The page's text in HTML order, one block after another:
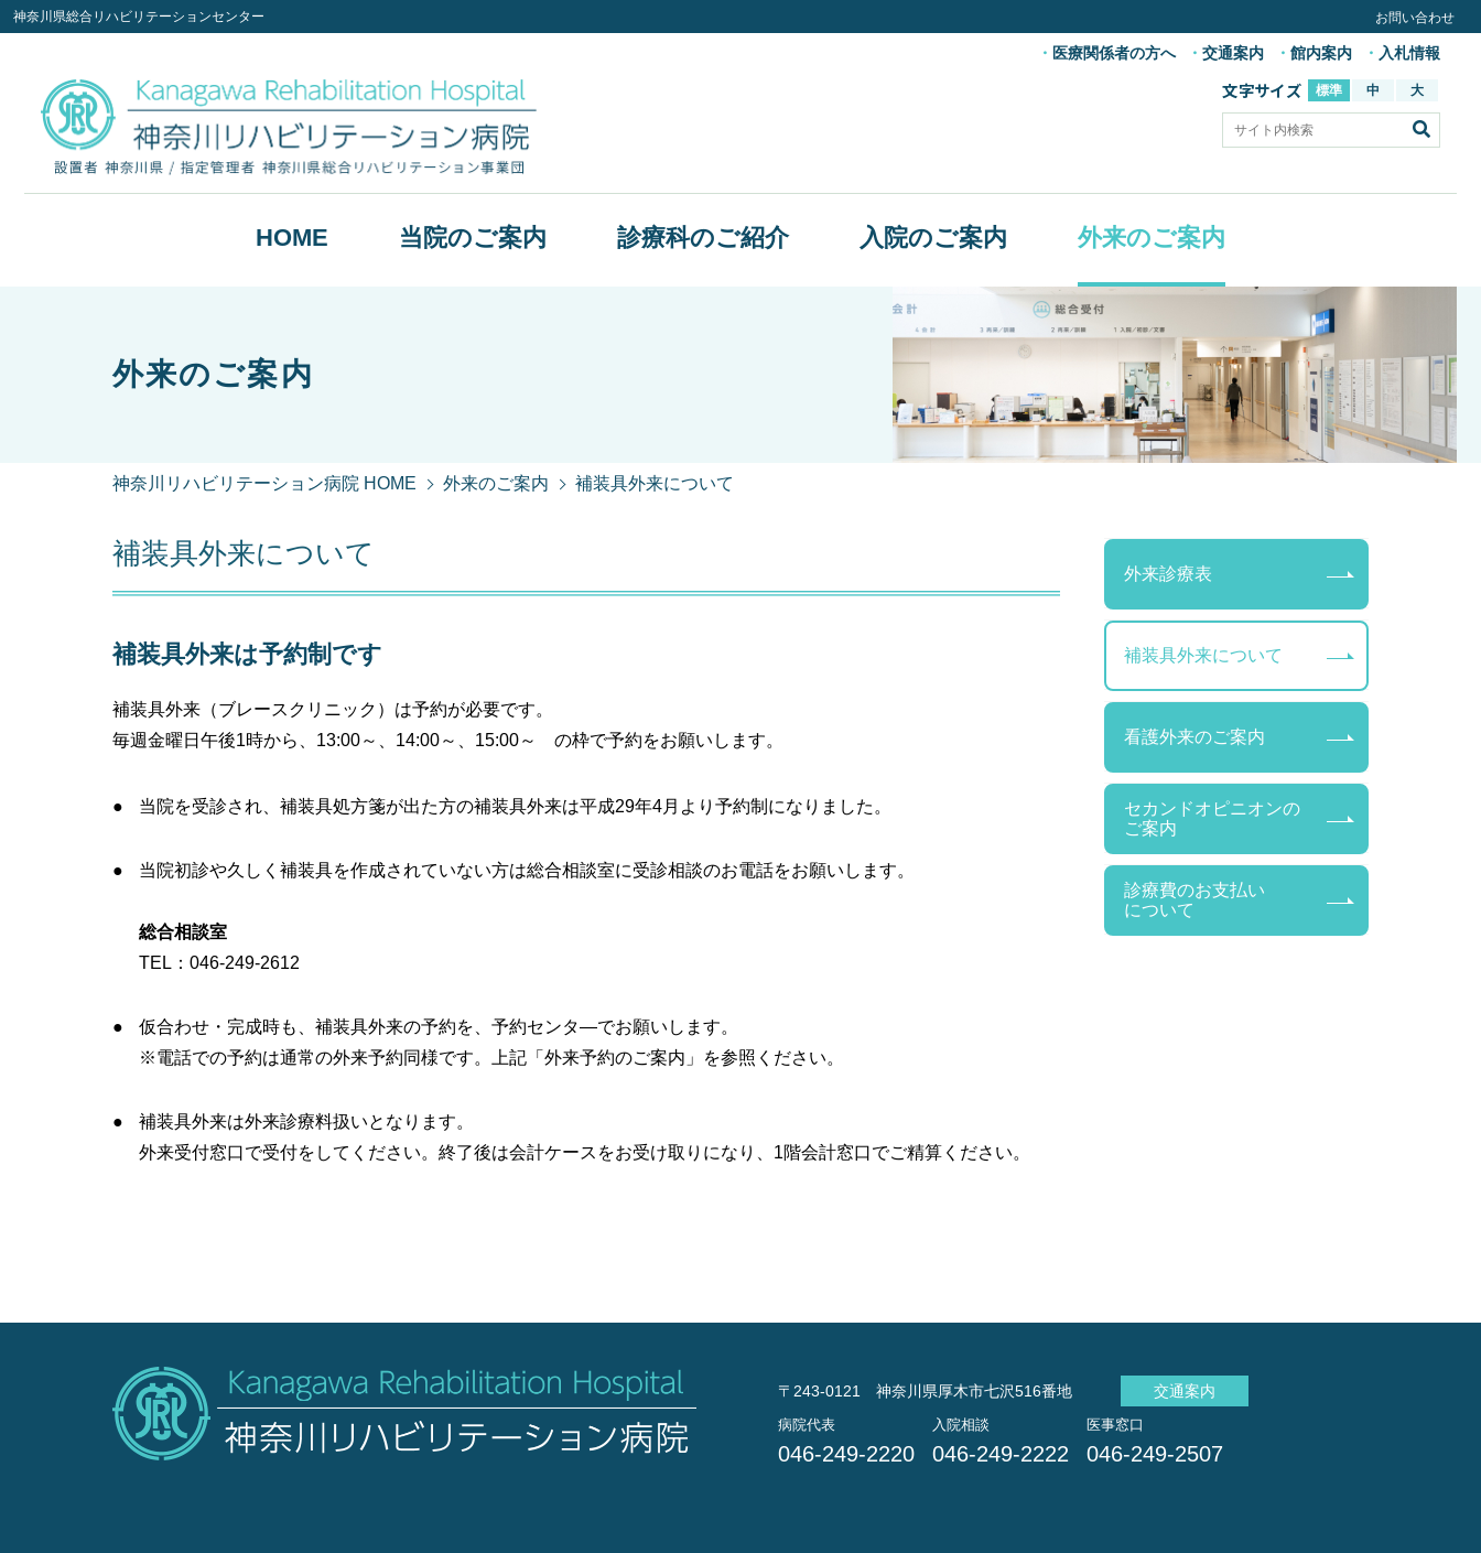
神奈川県総合リハビリテーションセンター お問い合わせ
医療関係者の方へ 交通案内 館内案内 入札情報
文字サイズ 標準 中 大
HOME 当院のご案内 診療科のご紹介 入院のご案内 外来のご案内
外来のご案内
神奈川リハビリテーション病院 HOME 外来のご案内 補装具外来について
補装具外来について
補装具外来は予約制です
補装具外来（ブレースクリニック）は予約が必要です。
毎週金曜日午後1時から、13:00～、14:00～、15:00～ の枠で予約をお願いします。
当院を受診され、補装具処方箋が出た方の補装具外来は平成29年4月より予約制になりました。
当院初診や久しく補装具を作成されていない方は総合相談室に受診相談のお電話をお願いします。
総合相談室
TEL：046-249-2612
仮合わせ・完成時も、補装具外来の予約を、予約センタ―でお願いします。
※電話での予約は通常の外来予約同様です。上記「外来予約のご案内」を参照ください。
補装具外来は外来診療料扱いとなります。
外来受付窓口で受付をしてください。終了後は会計ケースをお受け取りになり、1階会計窓口でご精算ください。
外来診療表
補装具外来について
看護外来のご案内
セカンドオピニオンの
ご案内
診療費のお支払い
について
〒243-0121 神奈川県厚木市七沢516番地 交通案内
病院代表
046-249-2220
入院相談
046-249-2222
医事窓口
046-249-2507